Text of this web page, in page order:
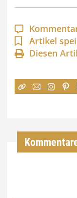
Artikel
Diesen